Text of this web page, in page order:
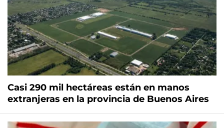
Casi 290 mil hectáreas están en manos
extranjeras en la provincia de Buenos Aires